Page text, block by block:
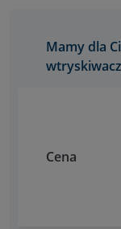
Mamy dla
Cena